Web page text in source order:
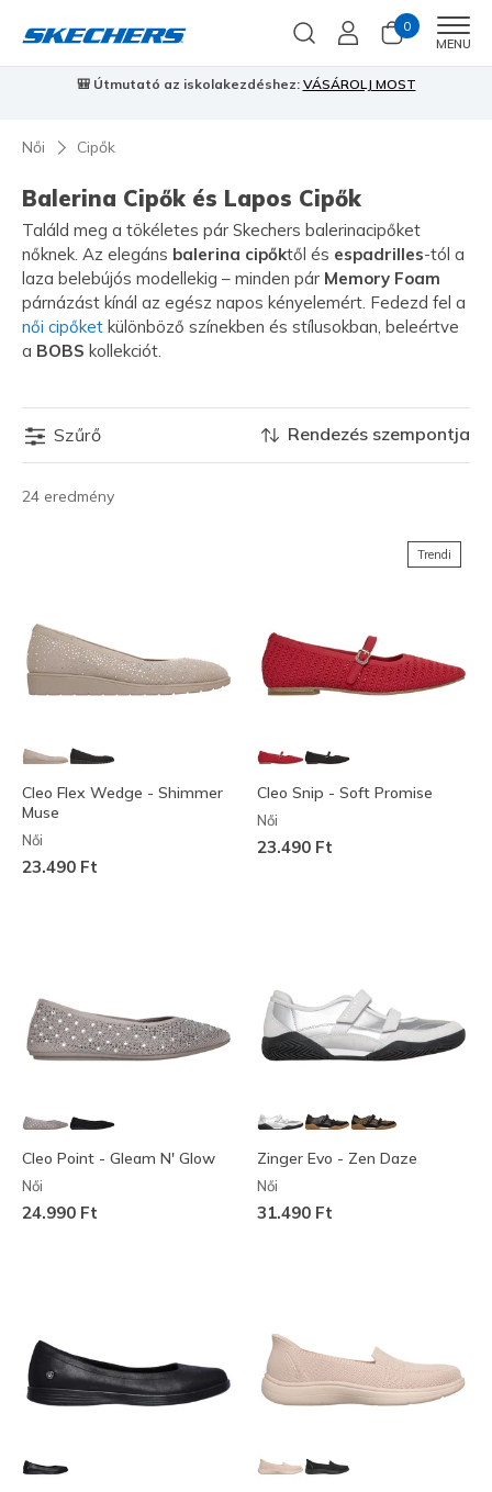
0
MENU
🎒 Útmutató az iskolakezdéshez: VÁSÁROLJ MOST
Női Cipők
Balerina Cipők és Lapos Cipők
Találd meg a tökéletes pár Skechers balerinacipőket
nőknek. Az elegáns balerina cipőktől és espadrilles-tól a
laza belebújós modellekig – minden pár Memory Foam
párnázást kínál az egész napos kényelemért. Fedezd fel a
női cipőket különböző színekben és stílusokban, beleértve
a BOBS kollekciót.
Szűrő
24 eredmény
Rendezés szempontja
Cleo Flex Wedge - Shimmer
Muse
Női
23.490 Ft
Trendi
Cleo Snip - Soft Promise
Női
23.490 Ft
Cleo Point - Gleam N' Glow
Női
24.990 Ft
Zinger Evo - Zen Daze
Női
31.490 Ft